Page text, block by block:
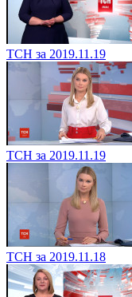
ТСН за 2019.11.19
ТСН за 2019.11.19
ТСН за 2019.11.18